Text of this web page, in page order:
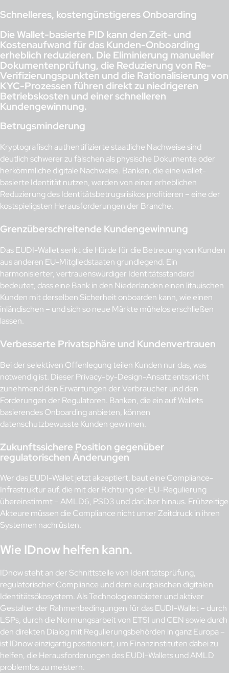
Schnelleres, kostengünstigeres Onboarding
Die Wallet-basierte PID kann den Zeit- und
Kostenaufwand für das Kunden-Onboarding
erheblich reduzieren. Die Eliminierung manueller
Dokumentenprüfung, die Reduzierung von Re-
Verifizierungspunkten und die Rationalisierung von
KYC-Prozessen führen direkt zu niedrigeren
Betriebskosten und einer schnelleren
Kundengewinnung.
Betrugsminderung
Kryptografisch authentifizierte staatliche Nachweise sind
deutlich schwerer zu fälschen als physische Dokumente oder
herkömmliche digitale Nachweise. Banken, die eine wallet-
basierte Identität nutzen, werden von einer erheblichen
Reduzierung des Identitätsbetrugsrisikos profitieren – eine der
kostspieligsten Herausforderungen der Branche.
Grenzüberschreitende Kundengewinnung
Das EUDI-Wallet senkt die Hürde für die Betreuung von Kunden
aus anderen EU-Mitgliedstaaten grundlegend. Ein
harmonisierter, vertrauenswürdiger Identitätsstandard
bedeutet, dass eine Bank in den Niederlanden einen litauischen
Kunden mit derselben Sicherheit onboarden kann, wie einen
inländischen – und sich so neue Märkte mühelos erschließen
lassen.
Verbesserte Privatsphäre und Kundenvertrauen
Bei der selektiven Offenlegung teilen Kunden nur das, was
notwendig ist. Dieser Privacy-by-Design-Ansatz entspricht
zunehmend den Erwartungen der Verbraucher und den
Forderungen der Regulatoren. Banken, die ein auf Wallets
basierendes Onboarding anbieten, können
datenschutzbewusste Kunden gewinnen.
Zukunftssichere Position gegenüber
regulatorischen Änderungen
Wer das EUDI-Wallet jetzt akzeptiert, baut eine Compliance-
Infrastruktur auf, die mit der Richtung der EU-Regulierung
übereinstimmt – AMLD6, PSD3 und darüber hinaus. Frühzeitige
Akteure müssen die Compliance nicht unter Zeitdruck in ihren
Systemen nachrüsten.
Wie IDnow helfen kann.
IDnow steht an der Schnittstelle von Identitätsprüfung,
regulatorischer Compliance und dem europäischen digitalen
Identitätsökosystem. Als Technologieanbieter und aktiver
Gestalter der Rahmenbedingungen für das EUDI-Wallet – durch
LSPs, durch die Normungsarbeit von ETSI und CEN sowie durch
den direkten Dialog mit Regulierungsbehörden in ganz Europa –
ist IDnow einzigartig positioniert, um Finanzinstituten dabei zu
helfen, die Herausforderungen des EUDI-Wallets und AMLD
problemlos zu meistern.